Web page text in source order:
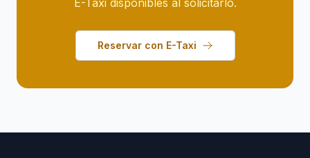
E-Taxi disponibles al solicitarlo.
Reservar con E-Taxi